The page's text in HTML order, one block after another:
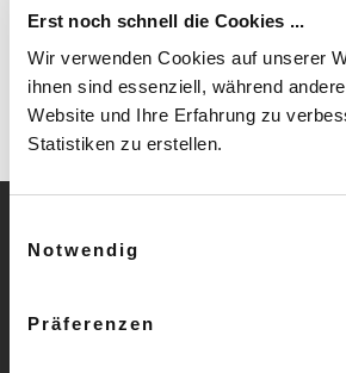
Erst noch schnell die Cookies ...
Wir verwenden Cookies auf unserer
ihnen sind essenziell, während
Website und Ihre Erfahrung zu
Statistiken zu erstellen.
Notwendig
Präferenzen
» AGB